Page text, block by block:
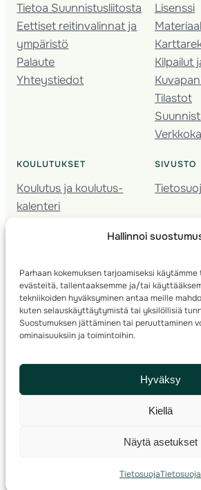
Hallinnoi
Parhaan kokemuksen tarjoamiseksi
evästeitä, tallentaaksemme ja/tai
tekniikoiden hyväksyminen antaa meille
kuten selauskäyttäytymistä tai yksilöllisiä
Suostumuksen jättäminen tai peruuttaminen
ominaisuuksiin ja toimintoihin.
Hyväksy
Kiellä
Näytä asetukset
TietosuojaTietosuoja
Tietoa Suunnistusliitosta
Eettiset reitinvalinnat ja
ympäristö
Palaute
Yhteystiedot
Lisenssi
Kilpailut
Tilastot
KOULUTUKSET
Koulutus ja koulutus­
kalenteri
Seura­kehittäminen
Kartoitus
Ratamestari
SIVUSTO
© 2025 ·Suomen Suunnistusliitto· Valimotie 10,
info(a)suunnistusliitto.fi,Rastilipun asiat:
Kilpailut ja kuntorastit – Rastilippu:::